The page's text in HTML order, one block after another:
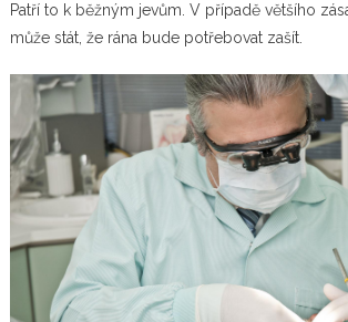
Patří to k běžným jevům. V případě většího
může stát, že rána bude potřebovat zašít.